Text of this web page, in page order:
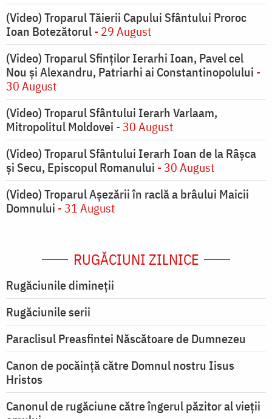
(Video) Troparul Tăierii Capului Sfântului Proroc
Ioan Botezătorul- 29 August
(Video) Troparul Sfinților Ierarhi Ioan, Pavel cel
Nou și Alexandru, Patriarhi ai Constantinopolului -
30 August
(Video) Troparul Sfântului Ierarh Varlaam,
Mitropolitul Moldovei - 30 August
(Video) Troparul Sfântului Ierarh Ioan de la Râșca
și Secu, Episcopul Romanului - 30 August
(Video) Troparul Așezării în raclă a brâului Maicii
Domnului - 31 August
RUGĂCIUNI ZILNICE
Rugăciunile dimineții
Rugăciunile serii
Paraclisul Preasfintei Născătoare de Dumnezeu
Canon de pocăință către Domnul nostru Iisus
Hristos
Canonul de rugăciune către îngerul păzitor al vieții